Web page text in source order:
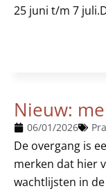
25 juni t/m 7
Nieuw:
06/01/2026
De overgang is
merken dat hier
wachtlijsten in